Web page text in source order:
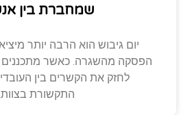
שמחברת בין
יום גיבוש הוא הרבה יותר
הפסקה מהשגרה. כאשר מתכננים
לחזק את הקשרים בין
התקשורת בצוות,